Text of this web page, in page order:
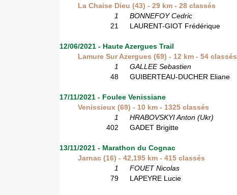
La Chaise Dieu (43) - 29 km - 28 classés
1
BONNEFOY Cedric
21
LAURENT-GIOT Frédérique
12/06/2021 - Haute Azergues Trail
Lamure Sur Azergues (69) - 12 km - 54 classés
1
GALLEE Sebastien
48
GUIBERTEAU-DUCHER Eliane
17/11/2021 - Foulee Venissiane
Venissieux (69) - 10 km - 1325 classés
1
HRABOVSKYI Anton (Ukr)
402
GADET Brigitte
13/11/2021 - Marathon du Cognac
Jarnac (16) - 42,195 km - 415 classés
1
FOUET Nicolas
79
LAPEYRE Lucie